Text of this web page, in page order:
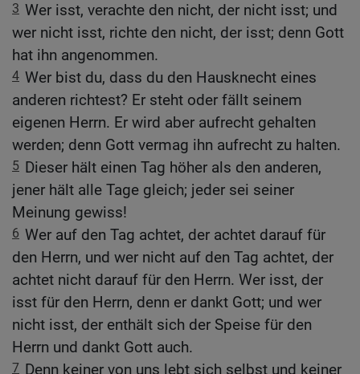
3 Wer isst, verachte den nicht, der nicht isst; und
wer nicht isst, richte den nicht, der isst; denn Gott
hat ihn angenommen.
4 Wer bist du, dass du den Hausknecht eines
anderen richtest? Er steht oder fällt seinem
eigenen Herrn. Er wird aber aufrecht gehalten
werden; denn Gott vermag ihn aufrecht zu halten.
5 Dieser hält einen Tag höher als den anderen,
jener hält alle Tage gleich; jeder sei seiner
Meinung gewiss!
6 Wer auf den Tag achtet, der achtet darauf für
den Herrn, und wer nicht auf den Tag achtet, der
achtet nicht darauf für den Herrn. Wer isst, der
isst für den Herrn, denn er dankt Gott; und wer
nicht isst, der enthält sich der Speise für den
Herrn und dankt Gott auch.
7 Denn keiner von uns lebt sich selbst und keiner